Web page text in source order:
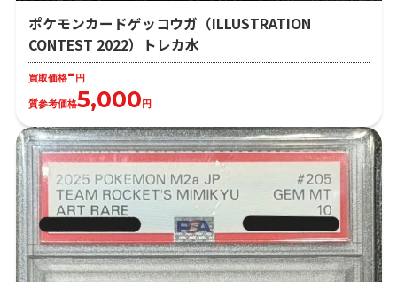
ポケモンカードゲッコウガ（ILLUSTRATION
CONTEST 2022）トレカ水
買取価格-円
質参考価格5,000円